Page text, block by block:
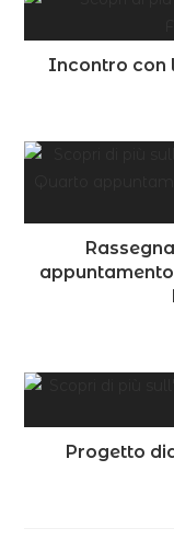
Incontro con
Progetto